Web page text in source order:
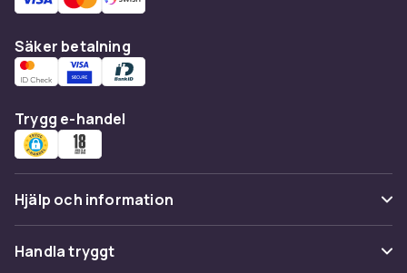
Säker betalning
Trygg e-handel
Hjälp och information
Vanliga frågor
Handla tryggt